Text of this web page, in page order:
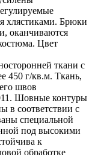
хлястиками. Брюки
оканчиваются
Цвет
ткани с
450 г/кв.м. Ткань,
швов
Шовные контуры
в соответствии с
специальной
под высокими
к
обработке